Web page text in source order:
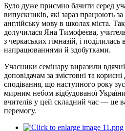
Було дуже приємно бачити серед
випускників, які зараз працюють
англійську мову в школах міста.
долучилася Яна Тимофеєва,
з черкаських гімназій, і
напрацюваннями й здобутками.
Учасники семінару виразили
доповідачам за змістовні та
сподівання, що наступного року
мирним небом відбудованої
вчителів у цей складний час — це
перемогу.